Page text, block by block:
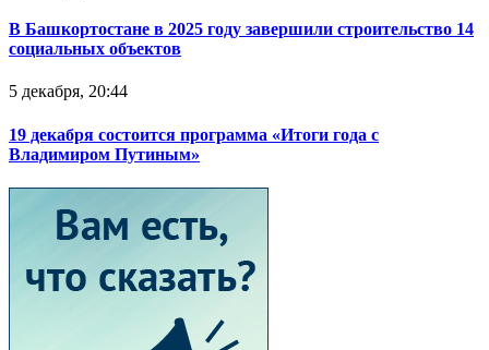
В Башкортостане в 2025 году завершили строительство 14
социальных объектов
5 декабря, 20:44
19 декабря состоится программа «Итоги года с
Владимиром Путиным»